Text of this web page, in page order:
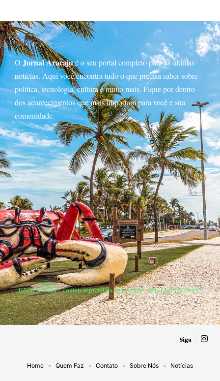
O Jornal Aracajué o seu portal completo para as últimas
notícias. Aqui você encontra tudo o que precisa saber sobre
política, tecnologia, cultura e muito mais. Fique por dentro
dos acontecimentos que mais importam para você e sua
comunidade.
Jornal Aracaju –contato@jornalaracaju.com.br– tel.(11)91754-6532
Siga
Home Quem Faz Contato Sobre Nós Notícias